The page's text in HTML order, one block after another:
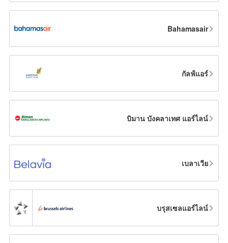
Bahamasair
กัลฟ์แอร์
บิมาน บังคลาเทศ แอร์ไลน์
เบลาเวีย
บรุสเซลแอร์ไลน์